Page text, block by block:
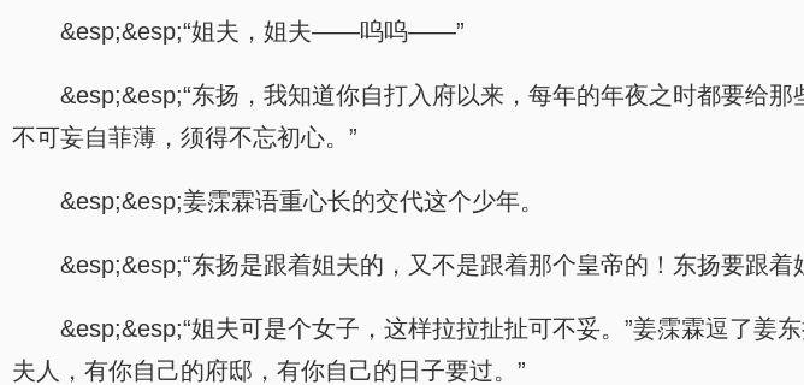
&esp;&esp;“姐夫，姐夫——呜呜——”
&esp;&esp;“东扬，我知道你自打入府以来，每年的年夜之时都要给
不可妄自菲薄，须得不忘初心。”
&esp;&esp;姜霂霖语重心长的交代这个少年。
&esp;&esp;“东扬是跟着姐夫的，又不是跟着那个皇帝的！东扬要
&esp;&esp;“姐夫可是个女子，这样拉拉扯扯可不妥。”姜霂霖逗了姜
夫人，有你自己的府邸，有你自己的日子要过。”